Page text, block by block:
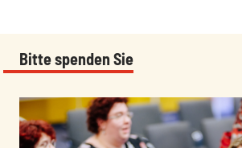
Bitte spenden Sie